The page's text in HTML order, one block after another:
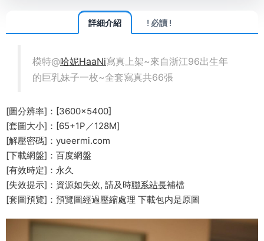
詳細介紹 ! 必讀 !
模特@哈妮HaaNi寫真上架~來自浙江96出生年
的巨乳妹子一枚~全套寫真共66張
[圖分辨率]：[3600×5400]
[套圖大小]：[65+1P／128M]
[解壓密碼]：yueermi.com
[下載網盤]：百度網盤
[有效時定]：永久
[失效提示]：資源如失效, 請及時聯系站長補檔
[套圖預覽]：預覽圖經過壓縮處理 下載包内是原圖